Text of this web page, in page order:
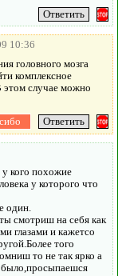
10:36
головного мозга
комплексное
этом случае можно
кого похожие
у которого что
один.
смотриш на себя как
глазами и кажетсо
того
то не так ярко а
было,просыпаешся